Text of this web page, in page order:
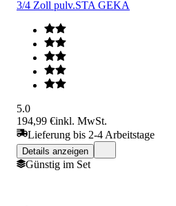
3/4 Zoll pulv.STA GEKA
5.0
194,99 €inkl. MwSt.
Lieferung bis 2-4 Arbeitstage
Details anzeigen
Günstig im Set